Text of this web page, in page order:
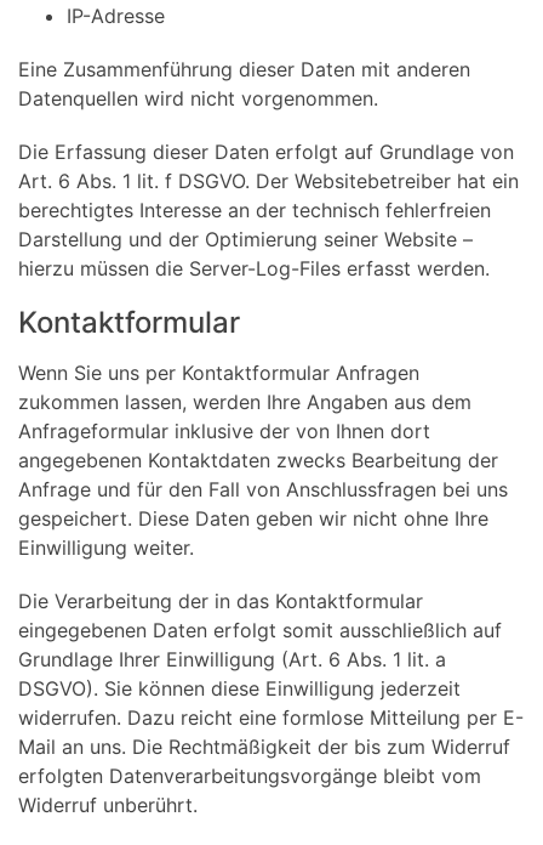
IP-Adresse
Eine Zusammenführung dieser Daten mit anderen
Datenquellen wird nicht vorgenommen.
Die Erfassung dieser Daten erfolgt auf Grundlage von
Art. 6 Abs. 1 lit. f DSGVO. Der Websitebetreiber hat ein
berechtigtes Interesse an der technisch fehlerfreien
Darstellung und der Optimierung seiner Website –
hierzu müssen die Server-Log-Files erfasst werden.
Kontaktformular
Wenn Sie uns per Kontaktformular Anfragen
zukommen lassen, werden Ihre Angaben aus dem
Anfrageformular inklusive der von Ihnen dort
angegebenen Kontaktdaten zwecks Bearbeitung der
Anfrage und für den Fall von Anschlussfragen bei uns
gespeichert. Diese Daten geben wir nicht ohne Ihre
Einwilligung weiter.
Die Verarbeitung der in das Kontaktformular
eingegebenen Daten erfolgt somit ausschließlich auf
Grundlage Ihrer Einwilligung (Art. 6 Abs. 1 lit. a
DSGVO). Sie können diese Einwilligung jederzeit
widerrufen. Dazu reicht eine formlose Mitteilung per E-
Mail an uns. Die Rechtmäßigkeit der bis zum Widerruf
erfolgten Datenverarbeitungsvorgänge bleibt vom
Widerruf unberührt.